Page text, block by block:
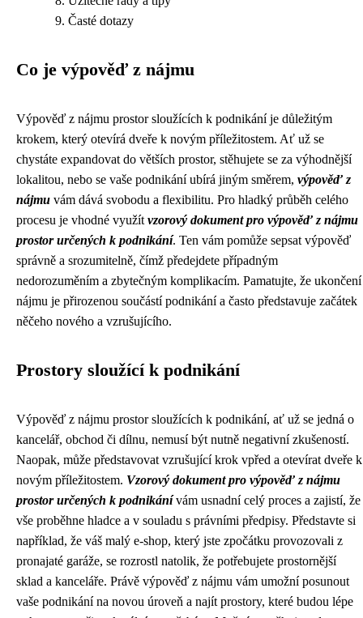
Časté dotazy
Co je výpověď z nájmu
Výpověď z nájmu prostor sloužících k podnikání je důležitým
krokem, který otevírá dveře k novým příležitostem. Ať už se
chystáte expandovat do větších prostor, stěhujete se za výhodnější
lokalitou, nebo se vaše podnikání ubírá jiným směrem, výpověď z
nájmu vám dává svobodu a flexibilitu. Pro hladký průběh celého
procesu je vhodné využít vzorový dokument pro výpověď z nájmu
prostor určených k podnikání. Ten vám pomůže sepsat výpověď
správně a srozumitelně, čímž předejdete případným
nedorozuměním a zbytečným komplikacím. Pamatujte, že ukončení
nájmu je přirozenou součástí podnikání a často představuje začátek
něčeho nového a vzrušujícího.
Prostory sloužící k podnikání
Výpověď z nájmu prostor sloužících k podnikání, ať už se jedná o
kancelář, obchod či dílnu, nemusí být nutně negativní zkušeností.
Naopak, může představovat vzrušující krok vpřed a otevírat dveře k
novým příležitostem. Vzorový dokument pro výpověď z nájmu
prostor určených k podnikánívám usnadní celý proces a zajistí, že
vše proběhne hladce a v souladu s právními předpisy. Představte si
například, že váš malý e-shop, který jste zpočátku provozovali z
pronajaté garáže, se rozrostl natolik, že potřebujete prostornější
sklad a kanceláře. Právě výpověď z nájmu vám umožní posunout
vaše podnikání na novou úroveň a najít prostory, které budou lépe